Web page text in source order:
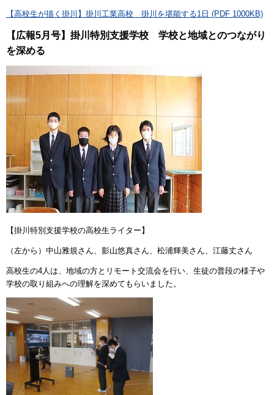
【高校生が描く掛川】掛川工業高校 掛川を堪能する1日 (PDF 1000KB)
【広報5月号】掛川特別支援学校 学校と地域とのつながり
を深める
【掛川特別支援学校の高校生ライター】
（左から）中山雅規さん、影山悠真さん、松浦輝美さん、江藤丈さん
高校生の4人は、地域の方とリモート交流会を行い、生徒の普段の様子や
学校の取り組みへの理解を深めてもらいました。